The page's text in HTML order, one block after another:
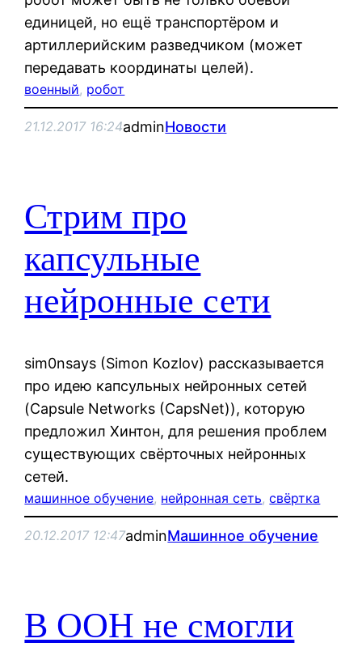
единицей, но ещё транспортёром и
артиллерийским разведчиком (может
передавать координаты целей).
военный, робот
21.12.2017 16:24adminНовости
Стрим про
капсульные
нейронные сети
sim0nsays (Simon Kozlov) рассказывается
про идею капсульных нейронных сетей
(Capsule Networks (CapsNet)), которую
предложил Хинтон, для решения проблем
существующих свёрточных нейронных
сетей.
машинное обучение, нейронная сеть, свёртка
20.12.2017 12:47adminМашинное обучение
В ООН не смогли